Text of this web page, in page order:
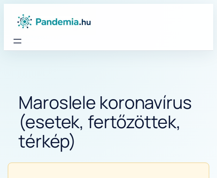
Maroslele koronavírus
(esetek, fertőzöttek,
térkép)